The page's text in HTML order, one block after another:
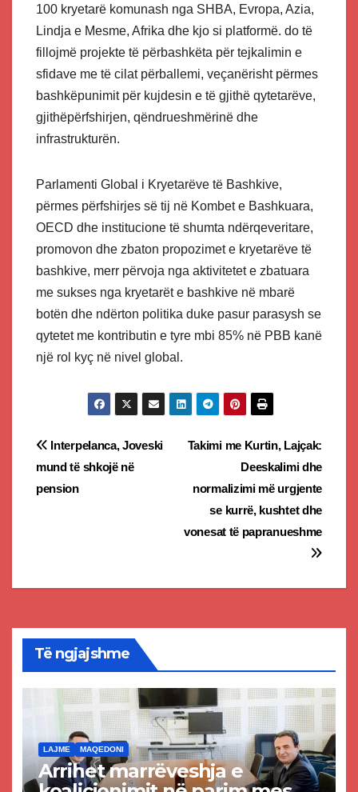
100 kryetarë komunash nga SHBA, Evropa, Azia,
Lindja e Mesme, Afrika dhe kjo si platformë. do të
fillojmë projekte të përbashkëta për tejkalimin e
sfidave me të cilat përballemi, veçanërisht përmes
bashkëpunimit për kujdesin e të gjithë qytetarëve,
gjithëpërfshirjen, qëndrueshmërinë dhe
infrastrukturën.
Parlamenti Global i Kryetarëve të Bashkive,
përmes përfshirjes së tij në Kombet e Bashkuara,
OECD dhe institucione të shumta ndërqeveritare,
promovon dhe zbaton propozimet e kryetarëve të
bashkive, merr përvoja nga aktivitetet e zbatuara
me sukses nga kryetarët e bashkive në mbarë
botën dhe ndërton politika duke pasur parasysh se
qytetet me kontributin e tyre mbi 85% në PBB kanë
një rol kyç në nivel global.
Post
navigation
Takimi me Kurtin, Lajçak:
Deeskalimi dhe
normalizimi më urgjente
se kurrë, kushtet dhe
vonesat të papranueshme
Interpelanca, Joveski
mund të shkojë në
pension
Të ngjajshme
LAJME MAQEDONI
Arrihet marrëveshja e